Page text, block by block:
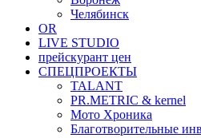
Челябинск
OR
LIVE STUDIO
прейскурант цен
СПЕЦПРОЕКТЫ
TALANT
PR.METRIC & kernel
Мото Хроника
Благотворительные